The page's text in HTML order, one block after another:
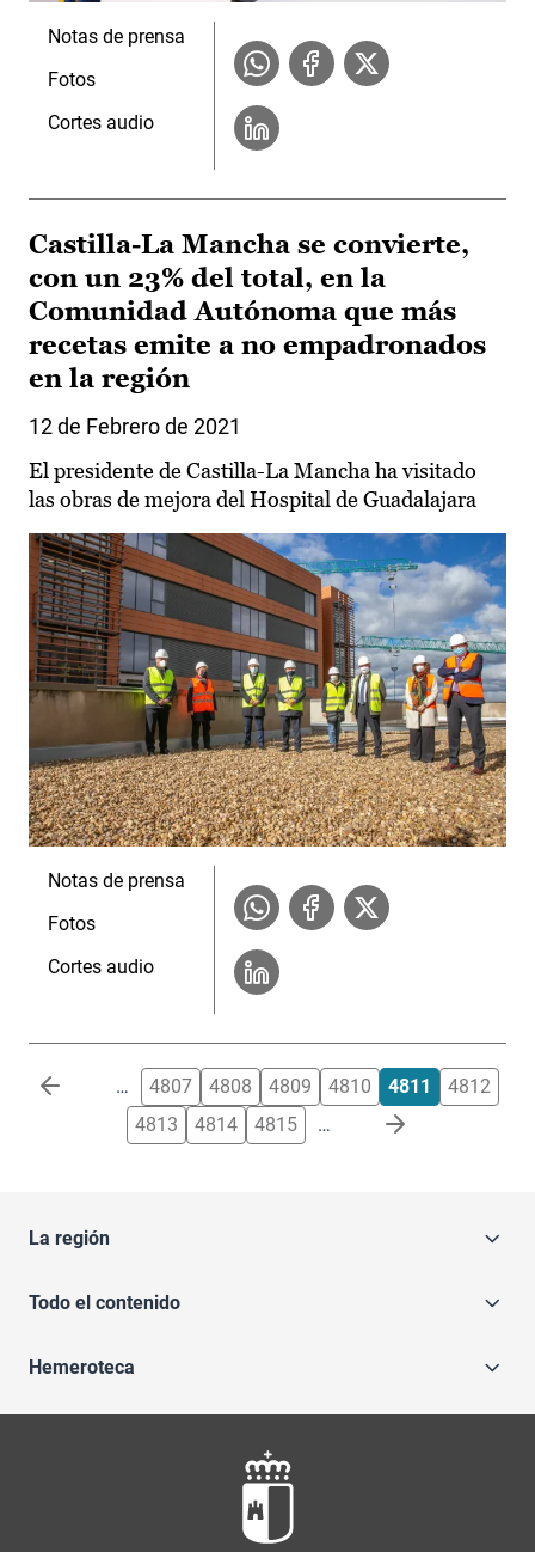
Notas de prensa
Fotos
Cortes audio
Castilla-La Mancha se convierte,
con un 23% del total, en la
Comunidad Autónoma que más
recetas emite a no empadronados
en la región
12 de Febrero de 2021
El presidente de Castilla-La Mancha ha visitado
las obras de mejora del Hospital de Guadalajara
Notas de prensa
Fotos
Cortes audio
Paginación … 4807 4808 4809 4810 4811
4812
4813
4814 4815 …
La región
Todo el contenido
Hemeroteca